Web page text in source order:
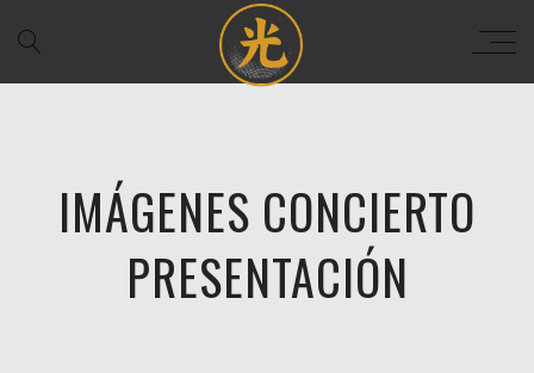
IMÁGENES CONCIERTO
PRESENTACIÓN